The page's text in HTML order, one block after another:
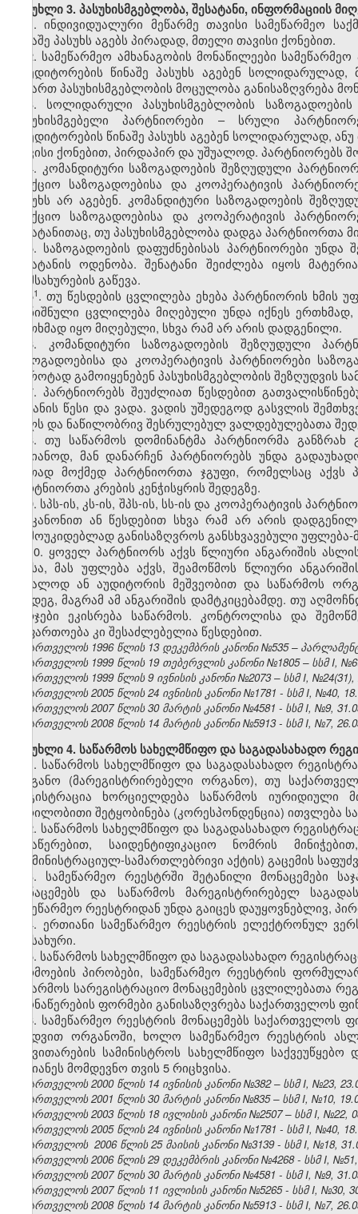
მუხლი 3. პასუხისმგებლობა, შესატანი, ინფორმაციის
1. ინდივიდუალური მეწარმე თავისი სამეწარმეო
წინაშე პასუხს აგებს პირადად, მთელი თავისი ქონებით.
2. სამეწარმეო ამხანაგობის მონაწილეები
კრედიტორების წინაშე პასუხს აგებენ
მიმართ პასუხისმგებლობის მოცულობა განისაზღვრება
3. სოლიდარული პასუხისმგებლობის
პასუხისმგებელი პარტნიორები – სრული
კრედიტორების წინაშე პასუხს აგებენ სოლიდარულად,
თავისი ქონებით, პირდაპირ და უშუალოდ. პარტნიორებს
4. კომანდიტური საზოგადოების შეზღუდული
სააქციო საზოგადოებისა და კოოპერატივის
პასუხს არ აგებენ. კომანდიტური საზოგადოების
სააქციო საზოგადოებისა და კოოპერატივის
შესატანითაც, თუ პასუხისმგებლობა დადგა პარტნიორთა
5. საზოგადოების დაფუძნებისას პარტნიორები
შენატანის ოდენობა. შენატანი შეიძლება იყოს
მომსახურების გაწევა.
5​1. თუ წესდების ცვლილება ეხება პარტნიორის ხმის
აღნიშნული ცვლილება მიღებული უნდა იქნეს
ერთხმად იყო მიღებული, სხვა რამ არ არის დადგენილი.
6. კომანდიტური საზოგადოების შეზღუდული
საზოგადოებისა და კოოპერატივის პარტნიორები
ბოროტად გამოიყენებენ პასუხისმგებლობის შეზღუდვის
7. პარტნიორებს შეუძლიათ წესდებით
შეტანის წესი და ვადა. ვადის უშედეგოდ გასვლის
წილს და ნაწილობრივ შესრულებულ ვალდებულებათა
8. თუ საწარმოს დომინანტმა პარტნიორმა
საზიანოდ, მან დანარჩენ პარტნიორებს უნდა
ერთად მოქმედ პარტნიორთა ჯგუფი, რომელსაც აქვს
პარტნიორთა კრების კენჭისყრის შედეგზე.
9. სპს-ის, კს-ის, შპს-ის, სს-ის და კოოპერატივის
ამ კანონით ან წესდებით სხვა რამ არ არის
დამოუკიდებლად განისაზღვროს განსხვავებული
10. ყოველ პარტნიორს აქვს წლიური ანგარიშის
ამისა, მას უფლება აქვს, შეამოწმოს წლიური
უშუალოდ ან აუდიტორის მეშვეობით და საწარმოს
შემდეგ, მაგრამ ამ ანგარიშის დამტკიცებამდე. თუ
ხარჯები ეკისრება საწარმოს. კონტროლისა და
გაფართოება კი შესაძლებელია წესდებით.
საქართველოს 1996 წლის 13 დეკემბრის კანონი №535 –
საქართველოს 1999 წლის 19 თებერვლის კანონი №1805 – სსმ I,
საქართველოს 1999 წლის 9 ივნისის კანონი №2073 – სსმ I, №24(31),
საქართველოს 2005 წლის 24 ივნისის კანონი №1781 - სსმ I, №40,
საქართველოს 2007 წლის 30 მარტის კანონი №4581 - სსმ I, №9,
საქართველოს 2008 წლის 14 მარტის კანონი №5913 - სსმ I, №7,
მუხლი 4. საწარმოს სახელმწიფო და საგადასახადო
1. საწარმოს სახელმწიფო და საგადასახადო
ორგანო (მარეგისტრირებელი ორგანო), თუ
რეგისტრაცია ხორციელდება საწარმოს იურიდიული
წერილობითი შეტყობინება (კორესპონდენცია) ითვლება
2. საწარმოს სახელმწიფო და საგადასახადო
ჩანაწერებით, საიდენტიფიკაციო ნომრის
(ადმინისტრაციულ-სამართლებრივი აქტის) გაცემის
3. სამეწარმეო რეესტრში შეტანილი მონაცემები
მონაცემებს და საწარმოს მარეგისტრირებელ
სამეწარმეო რეესტრიდან უნდა გაიცეს დაუყოვნებლივ,
4. ერთიანი სამეწარმეო რეესტრის ელექტრონულ
სამსახური.
5. საწარმოს სახელმწიფო და საგადასახადო
წარმოების პირობები, სამეწარმეო რეესტრის
საწარმოს სარეგისტრაციო მონაცემების ცვლილებათა
ამონაწერების ფორმები განისაზღვრება საქართველოს
6. სამეწარმეო რეესტრის მონაცემებს საქართველოს
ბეჭდვით ორგანოში, ხოლო სამეწარმეო რეესტრის
განვითარების სამინისტროს სახელმწიფო
უგვიანეს მომდევნო თვის 5 რიცხვისა.
საქართველოს 2000 წლის 14 ივნისის კანონი №382 – სსმ I, №23,
საქართველოს 2001 წლის 30 მარტის კანონი №835 – სსმ I, №10,
საქართველოს 2003 წლის 18 ივლისის კანონი №2507 – სსმ I, №22,
საქართველოს 2005 წლის 24 ივნისის კანონი №1781 - სსმ I, №40,
საქართველოს 2006 წლის 25 მაისის კანონი №3139 - სსმ I, №18,
საქართველოს 2006 წლის 29 დეკემბრის კანონი №4268 - სსმ I,
საქართველოს 2007 წლის 30 მარტის კანონი №4581 - სსმ I, №9,
საქართველოს 2007 წლის 11 ივლისის კანონი №5265 - სსმ I, №30,
საქართველოს 2008 წლის 14 მარტის კანონი №5913 - სსმ I, №7,